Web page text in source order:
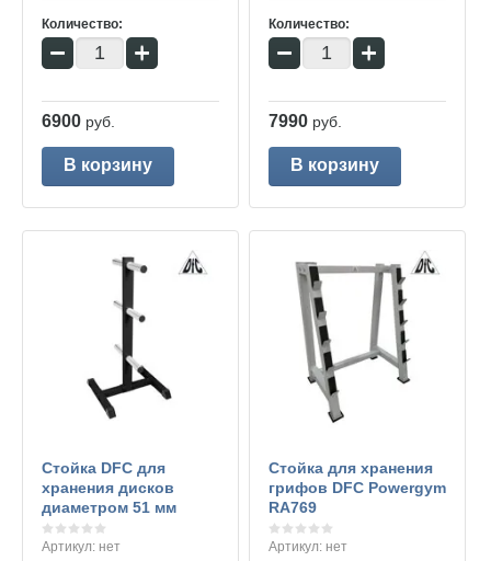
для
залов
нам
Количество:
− +
6900 руб.
В корзину
Количество:
− +
7990 руб.
В корзину
Стойка DFC для
хранения дисков
диаметром 51 мм
Артикул: нет
Стойка для хранения
грифов DFC Powergym
RA769
Артикул:нет